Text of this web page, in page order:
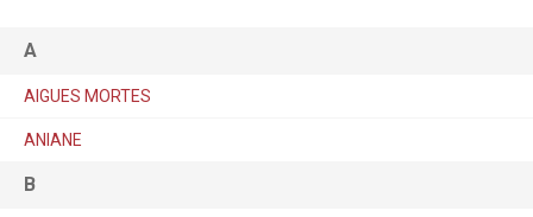
A
AIGUES MORTES
ANIANE
B